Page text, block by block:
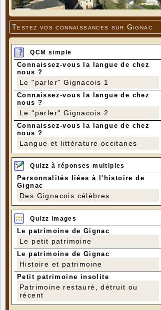
Testez vos connaissances sur Gignac
QCM simple
Connaissez-vous la langue de chez
nous ?
Le "parler" Gignacois 1
Connaissez-vous la langue de chez
nous ?
Le "parler" Gignacois 2
Connaissez-vous la langue de chez
nous ?
Langue et littérature occitanes
Quizz à réponses multiples
Personnalités liées à l'histoire de
Gignac
Des Gignacois célèbres
Quizz images
Le patrimoine de Gignac
Le petit patrimoine
Le patrimoine de Gignac
Histoire et patrimoine
Petit patrimoine insolite
Patrimoine restauré, détruit ou
récent